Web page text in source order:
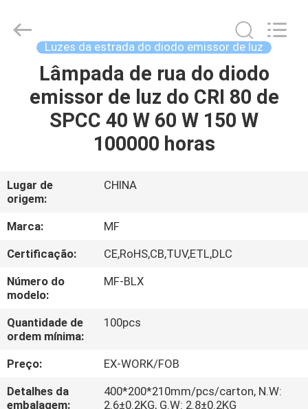
CASA
PRODUTOS
QUEM
SOMOS
EXCURSÃO
DA
FÁBRICA
CONTROLE
DA
Ming
Luzes da estrada do diodo emissor de luz
Lâmpada de rua do diodo
emissor de luz do CRI 80 de
SPCC 40 W 60 W 150 W
100000 horas
Lugar de
origem:
CHINA
Marca:
MF
Certificação:
CE,RoHS,CB,TUV,ETL,DLC
Número do
modelo:
MF-BLX
Quantidade de
ordem mínima:
100pcs
Preço:
EX-WORK/FOB
Detalhes da
embalagem:
400*200*210mm/pcs/carton, N.W:
2.6±0.2KG, G.W: 2.8±0.2KG